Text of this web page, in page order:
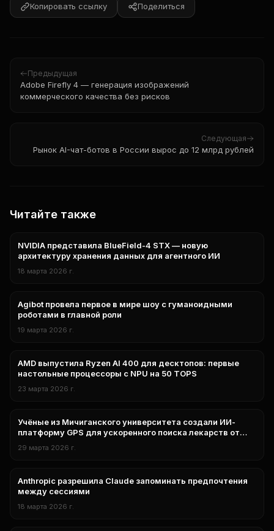
Копировать ссылку Поделиться
Предыдущая
Adobe Firefly 4 — генерация изображений
коммерческого качества без рисков
Следующая
Рынок AI-чат-ботов в России вырос до 12 млрд рублей
Читайте также
технологии
NVIDIA представила BlueField-4 STX — новую
архитектуру хранения данных для агентного ИИ
18 марта 2026 г.
технологии
Agibot провела первое в мире шоу с гуманоидными
роботами в главной роли
19 марта 2026 г.
технологии
AMD выпустила Ryzen AI 400 для десктопов: первые
настольные процессоры с NPU на 50 TOPS
23 марта 2026 г.
нейросети
Учёные из Мичиганского университета создали ИИ-
платформу GPS для ускоренного поиска лекарств от
29 марта 2026 г.
нейросети
Anthropic разрешила Claude запоминать предпочтения
между сессиями
18 марта 2026 г.